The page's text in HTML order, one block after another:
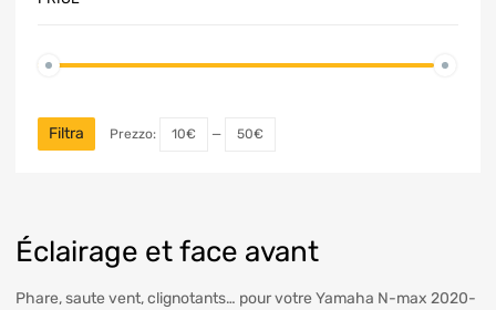
Éclairage et face avant
Phare, saute vent, clignotants… pour votre Yamaha N-max 2020-
Filtra Prezzo: 10€ — 50€